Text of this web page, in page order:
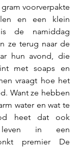
voorverpakte
en een klein
de namiddag
ze terug naar de
hun avond, die
met soaps en
vraagt hoe het
Want ze hebben
water en wat te
heet dat ook
leven in een
premier De